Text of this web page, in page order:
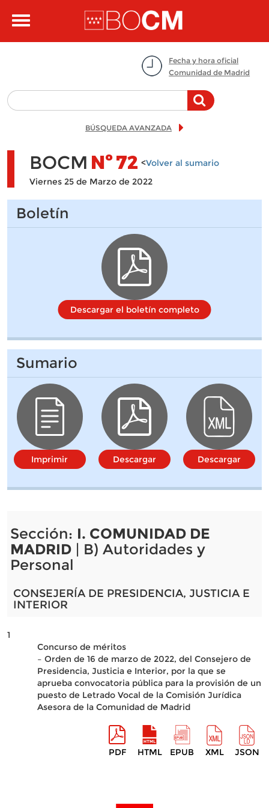
Toggle
Fecha y hora oficial
Comunidad de Madrid
BÚSQUEDA AVANZADA
BOCM Nº72 <Volver al sumario
Viernes 25 de Marzo de 2022
Boletín
Descargar el boletín completo
Sumario
Imprimir Descargar Descargar
Sección: I. COMUNIDAD DE
MADRID| B) Autoridades y
Personal
CONSEJERÍA DE PRESIDENCIA, JUSTICIA E
INTERIOR
1
Concurso de méritos
– Orden de 16 de marzo de 2022, del Consejero de
Presidencia, Justicia e Interior, por la que se
aprueba convocatoria pública para la provisión de un
puesto de Letrado Vocal de la Comisión Jurídica
Asesora de la Comunidad de Madrid
PDF HTML EPUB XML JSON